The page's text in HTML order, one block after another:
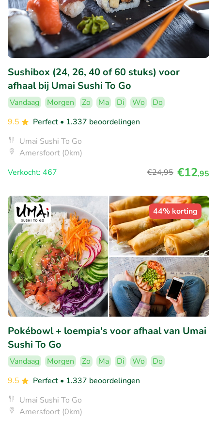
Sushibox (24, 26, 40 of 60 stuks) voor
afhaal bij Umai Sushi To Go
Vandaag Morgen Zo Ma Di Wo
Do
9.5
Perfect • 1.337 beoordelingen
Umai Sushi To Go
Amersfoort (0km)
Verkocht: 467
€24,95 €12,95
44% korting
Pokébowl + loempia's voor afhaal van Umai
Sushi To Go
Vandaag Morgen Zo Ma Di Wo
Do
9.5
Perfect • 1.337 beoordelingen
Umai Sushi To Go
Amersfoort (0km)